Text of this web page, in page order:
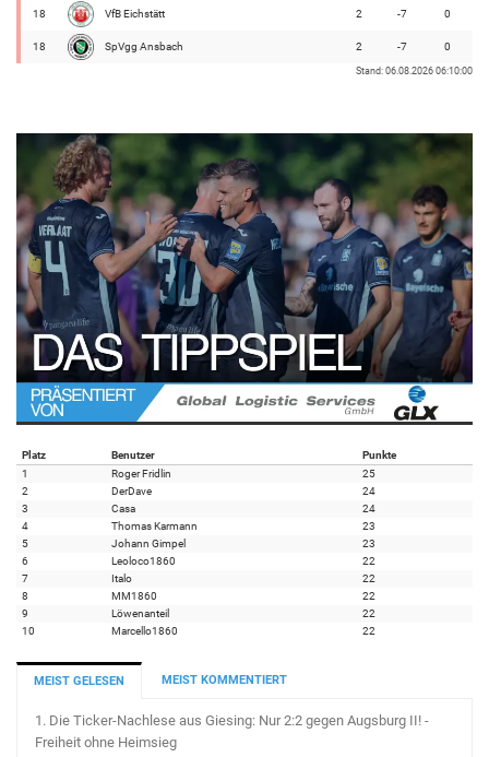
18 VfB Eichstätt 2 -7 0
18 SpVgg Ansbach 2 -7 0
Stand: 06.08.2026 06:10:00
Platz Benutzer
Punkte
1
Roger Fridlin
25
2
DerDave
24
3
Casa
24
4
Thomas Karmann
23
5
Johann Gimpel
23
6
Leoloco1860
22
7
Italo
22
8
MM1860
22
9
Löwenanteil
22
10
Marcello1860 22
MEIST GELESEN MEIST KOMMENTIERT
1. Die Ticker-Nachlese aus Giesing: Nur 2:2 gegen Augsburg II! -
Freiheit ohne Heimsieg